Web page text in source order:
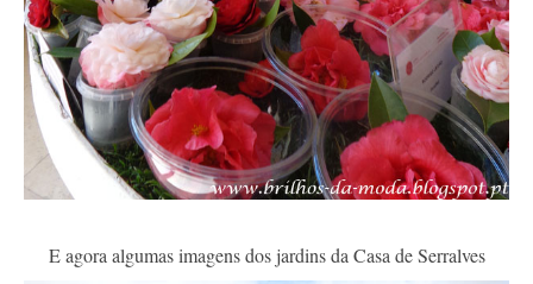
E agora algumas imagens dos jardins da Casa de Serralves